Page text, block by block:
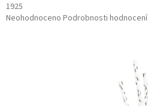
1925
Průměrné
Neohodnoceno Podrobnosti hodnocení